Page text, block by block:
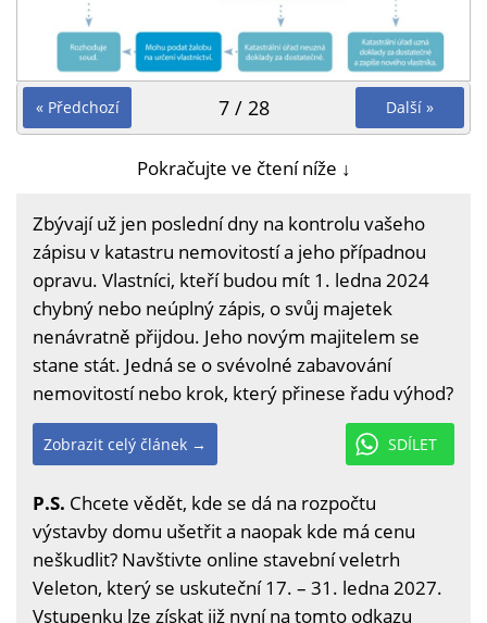
« Předchozí Další »
7 / 28
Pokračujte ve čtení níže ↓
Zbývají už jen poslední dny na kontrolu vašeho
zápisu v katastru nemovitostí a jeho případnou
opravu. Vlastníci, kteří budou mít 1. ledna 2024
chybný nebo neúplný zápis, o svůj majetek
nenávratně přijdou. Jeho novým majitelem se
stane stát. Jedná se o svévolné zabavování
nemovitostí nebo krok, který přinese řadu výhod?
SDÍLET
Zobrazit celý článek →
P.S. Chcete vědět, kde se dá na rozpočtu
výstavby domu ušetřit a naopak kde má cenu
neškudlit? Navštivte online stavební veletrh
Veleton, který se uskuteční 17. – 31. ledna 2027.
Vstupenku lze získat již nyní na tomto odkazu